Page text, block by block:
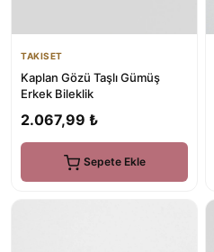
TAKISET
Kaplan Gözü Taşlı Gümüş
Erkek Bileklik
2.067,99 ₺
Sepete Ekle